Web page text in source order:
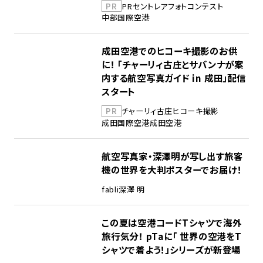
PR PRセントレアフォトコンテスト
中部国際空港
成田空港でのヒコーキ撮影のお供
に！ 「チャーリィ古庄とサバンナが案
内する航空写真ガイド in 成田」配信
スタート
PR チャーリィ古庄ヒコーキ撮影
成田国際空港成田空港
航空写真家・深澤明が写し出す旅客
機の世界を大判ポスターでお届け！
fabli深澤 明
この夏は空港コードTシャツで海外
旅行気分！ pTaに「 世界の空港をT
シャツで着よう！」シリーズが新登場